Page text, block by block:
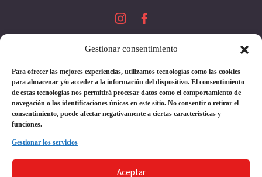
Gestionar consentimiento
Para ofrecer las mejores experiencias, utilizamos tecnologías como las cookies
para almacenar y/o acceder a la información del dispositivo. El consentimiento
de estas tecnologías nos permitirá procesar datos como el comportamiento de
navegación o las identificaciones únicas en este sitio. No consentir o retirar el
consentimiento, puede afectar negativamente a ciertas características y
funciones.
Gestionar los servicios
Aceptar
Aviso Legal
Política de Privacidad
Política de Cookies